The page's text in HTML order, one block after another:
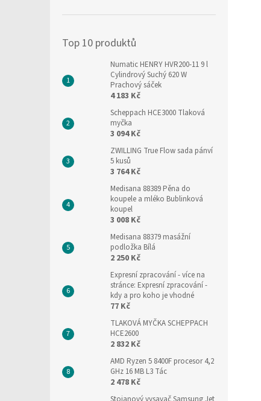
Top 10 produktů
Numatic HENRY HVR200-11 9 l
Cylindrový Suchý 620 W
Prachový sáček
4 183 Kč
Scheppach HCE3000 Tlaková
myčka
3 094 Kč
ZWILLING True Flow sada pánví
5 kusů
3 764 Kč
Medisana 88389 Pěna do
koupele a mléko Bublinková
koupel
3 008 Kč
Medisana 88379 masážní
podložka Bílá
2 250 Kč
Expresní zpracování- více na
stránce: Expresní zpracování -
kdy a pro koho je vhodné
77 Kč
TLAKOVÁ MYČKA SCHEPPACH
HCE2600
2 832 Kč
AMD Ryzen 5 8400F procesor 4,2
GHz 16 MB L3 Tác
2 478 Kč